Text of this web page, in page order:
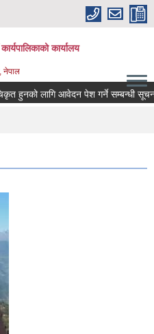
कार्यालय
नेपाल
हुनको लागि आवेदन पेश गर्ने सम्बन्धी सूचना